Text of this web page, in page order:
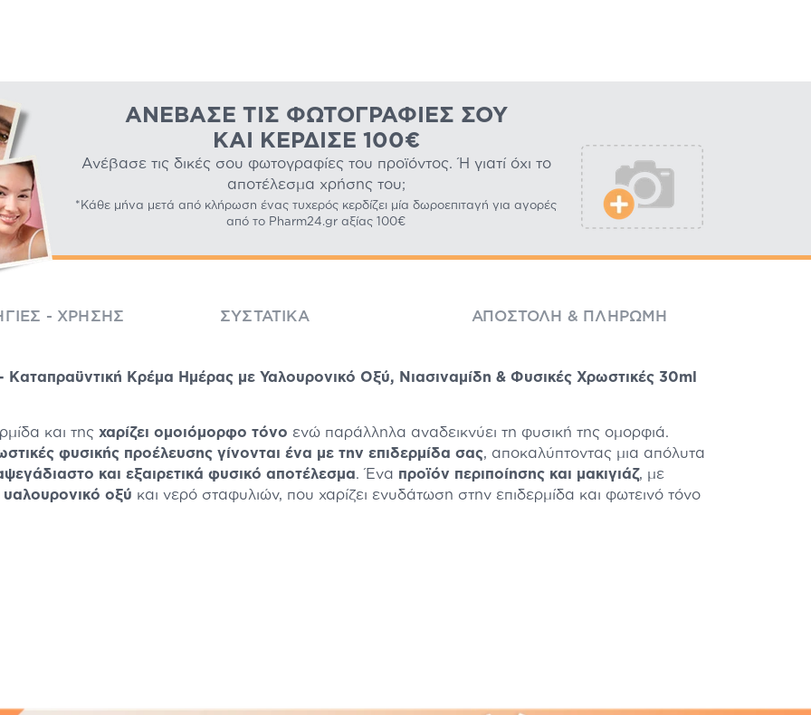
ΑΝΈΒΑΣΕ ΤΙΣ ΦΩΤΟΓΡΑΦΊΕΣ ΣΟΥ
ΚΑΙ ΚΈΡΔΙΣΕ 100€
Ανέβασε τις δικές σου φωτογραφίες του προϊόντος. Ή γιατί όχι το
αποτέλεσμα χρήσης του;
*Κάθε μήνα μετά από κλήρωση ένας τυχερός κερδίζει μία δωροεπιταγή για αγορές
από το Pharm24.gr αξίας 100€
- ΧΡΉΣΗΣ ΣΥΣΤΑΤΙΚΆ ΑΠΟΣΤΟΛΉ & ΠΛΗΡΩΜΉ
Κρέμα Ημέρας με Υαλουρονικό Οξύ, Νιασιναμίδη & Φυσικές Χρωστικές 30ml
και της χαρίζει ομοιόμορφο τόνο ενώ παράλληλα αναδεικνύει τη φυσική της ομορφιά.
φυσικής προέλευσης γίνονται ένα με την επιδερμίδα σας, αποκαλύπτοντας μια απόλυτα
και εξαιρετικά φυσικό αποτέλεσμα. Ένα προϊόν περιποίησης και μακιγιάζ, με
υαλουρονικό οξύ και νερό σταφυλιών, που χαρίζει ενυδάτωση στην επιδερμίδα και φωτεινό τόνο